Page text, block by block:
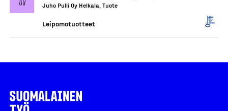
Juho Pulli Oy Helkala, Tuote
Leipomotuotteet